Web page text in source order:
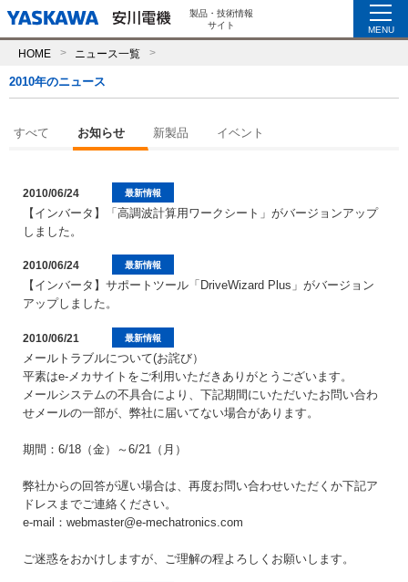
製品・技術情報
サイト
MENU
HOME ニュース一覧
2010年のニュース
すべて お知らせ 新製品 イベント
最新情報
2010/06/24
【インバータ】「高調波計算用ワークシート」がバージョンアップ
しました。
最新情報
2010/06/24
【インバータ】サポートツール「DriveWizard Plus」がバージョン
アップしました。
最新情報
2010/06/21
メールトラブルについて(お詫び）
平素はe-メカサイトをご利用いただきありがとうございます。
メールシステムの不具合により、下記期間にいただいたお問い合わ
せメールの一部が、弊社に届いてない場合があります。
期間：6/18（金）～6/21（月）
弊社からの回答が遅い場合は、再度お問い合わせいただくか下記ア
ドレスまでご連絡ください。
e-mail：webmaster@e-mechatronics.com
ご迷惑をおかけしますが、ご理解の程よろしくお願いします。